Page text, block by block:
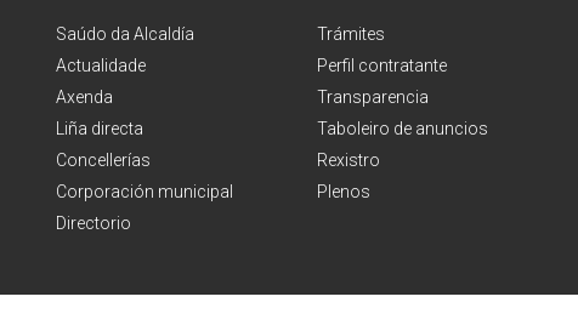
Saúdo da Alcaldía
Actualidade
Axenda
Liña directa
Concellerías
Corporación municipal
Directorio
Trámites
Perfil contratante
Transparencia
Taboleiro de anuncios
Rexistro
Plenos